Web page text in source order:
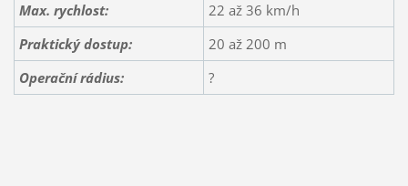
Max. rychlost:
22 až 36 km/h
Praktický dostup:
20 až 200 m
Operační rádius:
?